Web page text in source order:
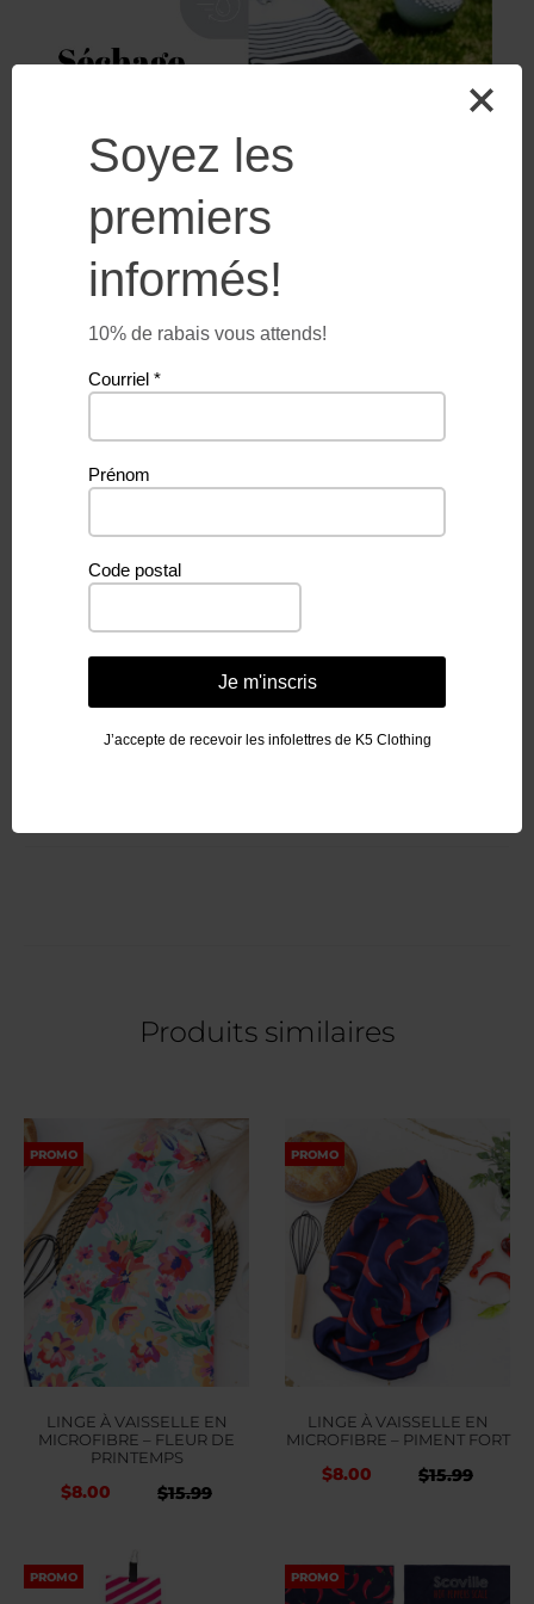
Produits similaires
PROMO
LINGE À VAISSELLE EN
MICROFIBRE – FLEUR DE
PRINTEMPS
Le
était :
$15.99
$8.00
PROMO
LINGE À VAISSELLE EN
MICROFIBRE – PIMENT FORT
Le
était :
$15.99
est :
$8.00
PROMO PROMO
Soyez les
premiers
informés!
10% de rabais vous attends!
Courriel *
Prénom
Code postal
Je m'inscris
J’accepte de recevoir les infolettres de K5 Clothing